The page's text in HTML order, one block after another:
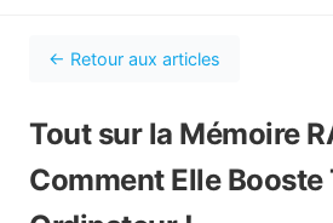
← Retour aux articles
Tout sur la Mémoire
Comment Elle Booste